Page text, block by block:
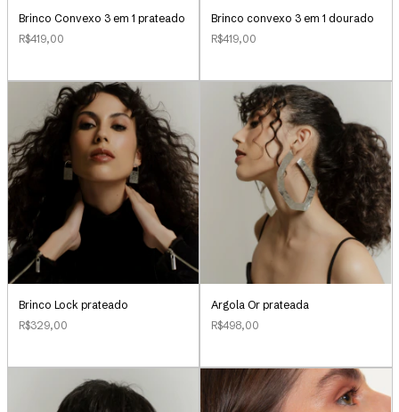
Brinco Convexo 3 em 1 prateado
R$419,00
Brinco convexo 3 em 1 dourado
R$419,00
Brinco Lock prateado
R$329,00
Argola Or prateada
R$498,00